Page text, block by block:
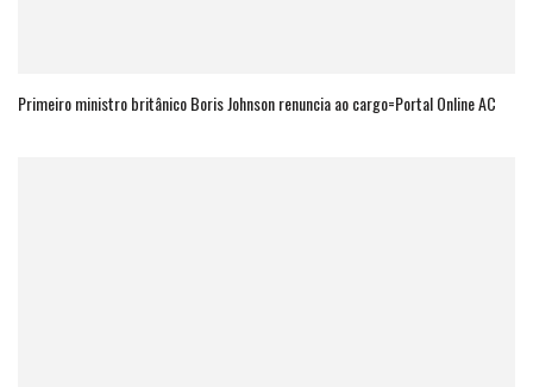
Primeiro ministro britânico Boris Johnson renuncia ao cargo=Portal Online AC